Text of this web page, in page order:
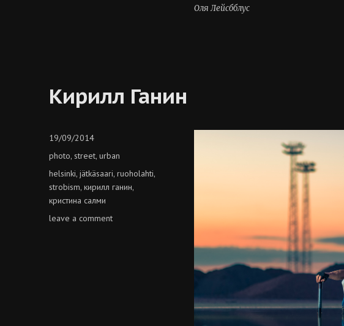
Оля Лейсбблус
Кирилл Ганин
Posted
19/09/2014
Categories
photo,street,urban
Tags
helsinki,jätkäsaari,ruoholahti,
strobism,кирилл ганин,
кристина салми
leave a commenton